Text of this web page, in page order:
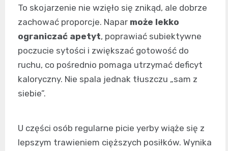
To skojarzenie nie wzięło się znikąd, ale dobrze
zachować proporcje. Napar może lekko
ograniczać apetyt, poprawiać subiektywne
poczucie sytości i zwiększać gotowość do
ruchu, co pośrednio pomaga utrzymać deficyt
kaloryczny. Nie spala jednak tłuszczu „sam z
siebie”.
U części osób regularne picie yerby wiąże się z
lepszym trawieniem cięższych posiłków. Wynika